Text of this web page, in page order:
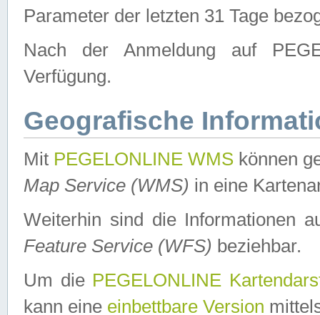
Parameter der letzten 31 Tage
Nach der Anmeldung auf
Verfügung.
Geografische
Mit PEGELONLINE WMS können
Map Service (WMS) in eine
Weiterhin sind die Informationen
Feature Service (WFS) beziehbar.
Um die PEGELONLINE
kann eine einbettbare Version